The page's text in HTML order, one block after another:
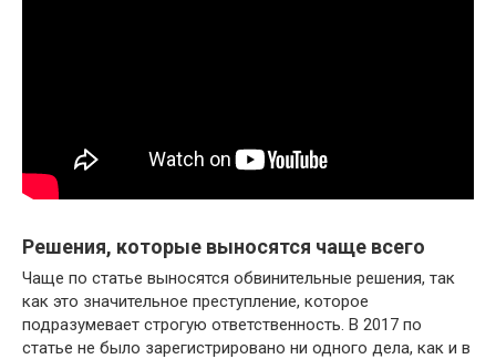
Решения, которые выносятся чаще всего
Чаще по статье выносятся обвинительные решения, так
как это значительное преступление, которое
подразумевает строгую ответственность. В 2017 по
статье не было зарегистрировано ни одного дела, как и в